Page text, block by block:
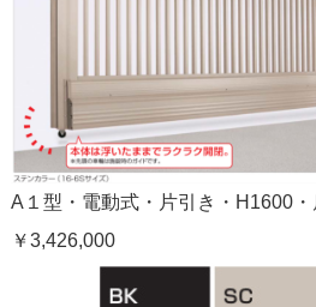
A１型・電動式・片引き・H1600・
￥3,426,000